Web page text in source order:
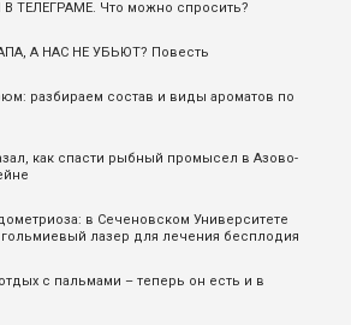
ТЕЛЕГРАМЕ. Что можно спросить?
А НАС НЕ УБЬЮТ? Повесть
разбираем состав и виды ароматов по
как спасти рыбный промысел в Азово-
в Сеченовском Университете
лазер для лечения бесплодия
с пальмами – теперь он есть и в